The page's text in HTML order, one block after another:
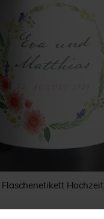
Flaschenetikett Hochzeit